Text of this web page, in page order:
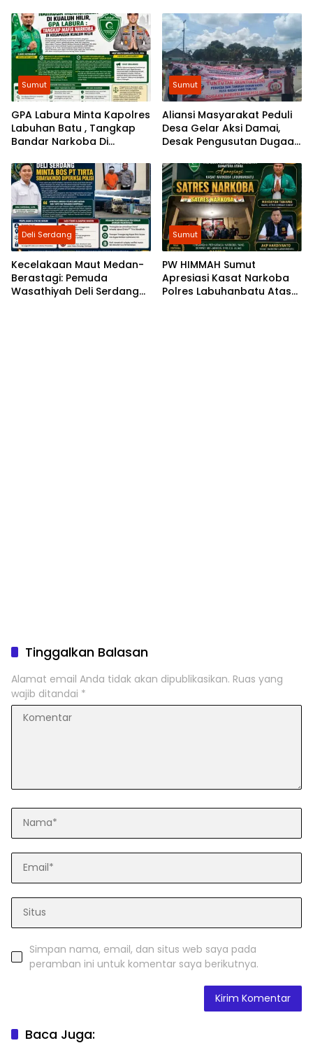
Pemasyarakatan Humanis
SMSL dalam Peredaman
Aksi Mahasiswa Diminta
Diusut
Sumut
GPA Labura Minta Kapolres
Labuhan Batu , Tangkap
Bandar Narkoba Di
Sumut
Aliansi Masyarakat Peduli
Desa Gelar Aksi Damai,
Desak Pengusutan Dugaan
di 8 Desa Kecamatan
Tebing Tinggi
Deli Serdang
Kecelakaan Maut Medan-
Berastagi: Pemuda
Wasathiyah Deli Serdang
Sumut
PW HIMMAH Sumut
Apresiasi Kasat Narkoba
Polres Labuhanbatu Atas
Tinggalkan Balasan
Alamat email Anda tidak akan dipublikasikan. Ruas yang
wajib ditandai *
Simpan nama, email, dan situs web saya pada
peramban ini untuk komentar saya berikutnya.
Baca Juga: